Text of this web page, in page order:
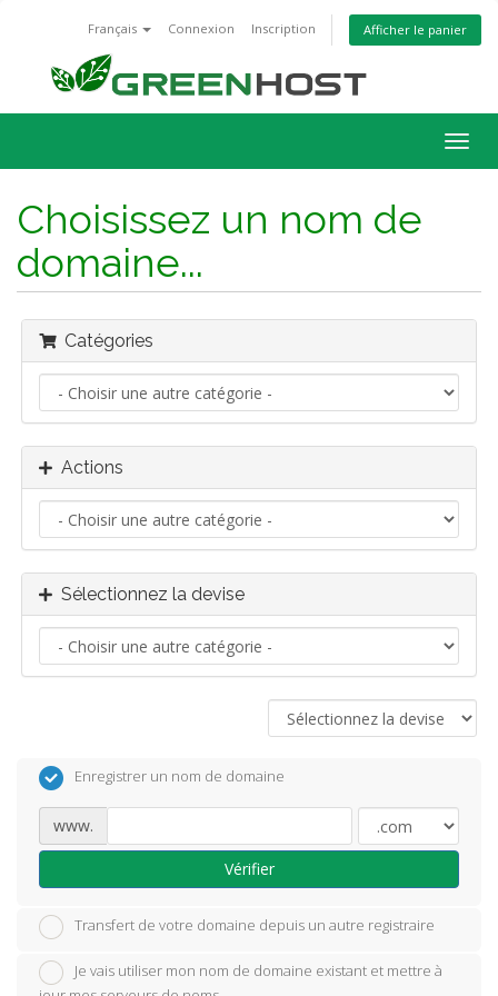
Français Connexion Inscription Afficher le panier
la
Choisissez un nom de
domaine...
Catégories
Actions
Sélectionnez la devise
Enregistrer un nom de domaine
www.
Vérifier
Transfert de votre domaine depuis un autre registraire
Je vais utiliser mon nom de domaine existant et mettre à